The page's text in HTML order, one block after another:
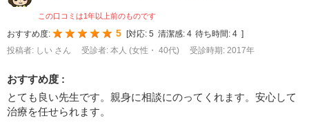
この口コミは1年以上前のものです
おすすめ度: 5 対応: 5 清潔感: 4 待ち時間: 4
投稿者: しい さん
受診者: 本人 (女性・ 40代) 受診時期: 2017年
おすすめ度 :
とても良い先生です。親身に相談にのってくれます。安心して
治療を任せられます。